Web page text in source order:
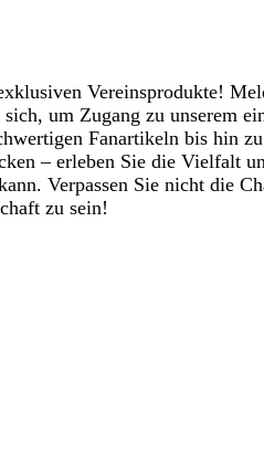
Vereinsprodukte!
um Zugang zu unserem
Fanartikeln bis hin
– erleben Sie die Vielfalt
Verpassen Sie nicht die
zu sein!